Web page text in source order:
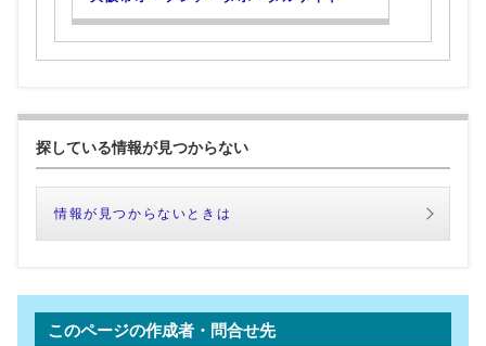
探している情報が見つからない
情報が見つからないときは
このページの作成者・問合せ先